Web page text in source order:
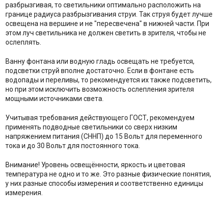
разбрызгивая, то светильники оптимально расположить на
границе радиуса разбрызгивания струи. Так струя будет лучше
освещена на вершине и не "пересвечена" в нижней части. При
этом луч светильника не должен светить в зрителя, чтобы не
ослеплять.
Ванну фонтана или водную гладь освещать не требуется,
подсветки струй вполне достаточно. Если в фонтане есть
водопады и переливы, то рекомендуется их также подсветить,
но при этом исключить возможность ослепления зрителя
мощными источниками света.
Учитывая требования действующего ГОСТ, рекомендуем
применять подводные светильники со сверх низким
напряжением питания (СННП) до 15 Вольт для переменного
тока и до 30 Вольт для постоянного тока.
Внимание! Уровень освещённости, яркость и цветовая
температура не одно и то же. Это разные физические понятия,
у них разные способы измерения и соответственно единицы
измерения.